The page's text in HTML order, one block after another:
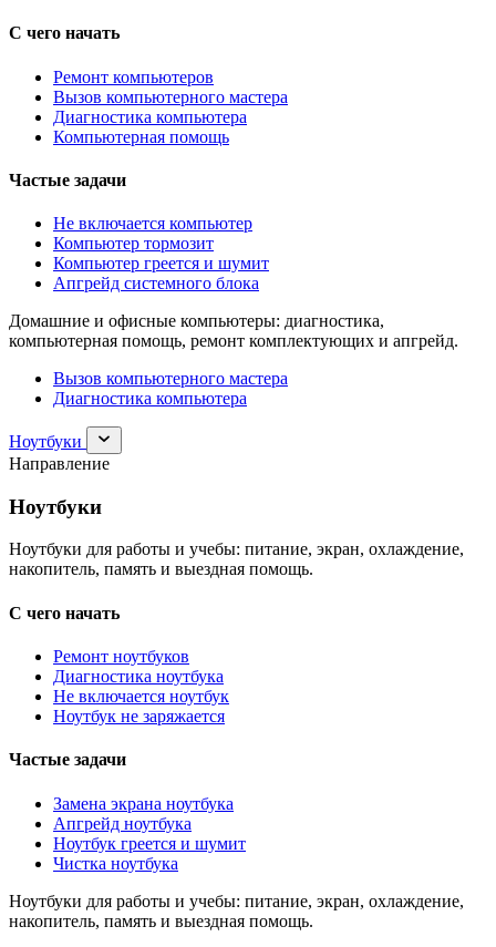
С чего начать
Ремонт компьютеров
Вызов компьютерного мастера
Диагностика компьютера
Компьютерная помощь
Частые задачи
Не включается компьютер
Компьютер тормозит
Компьютер греется и шумит
Апгрейд системного блока
Домашние и офисные компьютеры: диагностика,
компьютерная помощь, ремонт комплектующих и апгрейд.
Вызов компьютерного мастера
Диагностика компьютера
Ноутбуки
Раскрыть
раздел
Ноутбуки
Направление
Ноутбуки
Ноутбуки для работы и учебы: питание, экран, охлаждение,
накопитель, память и выездная помощь.
С чего начать
Ремонт ноутбуков
Диагностика ноутбука
Не включается ноутбук
Ноутбук не заряжается
Частые задачи
Замена экрана ноутбука
Апгрейд ноутбука
Ноутбук греется и шумит
Чистка ноутбука
Ноутбуки для работы и учебы: питание, экран, охлаждение,
накопитель, память и выездная помощь.